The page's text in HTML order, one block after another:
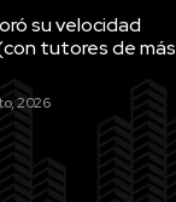
su velocidad
tutores de más
2026